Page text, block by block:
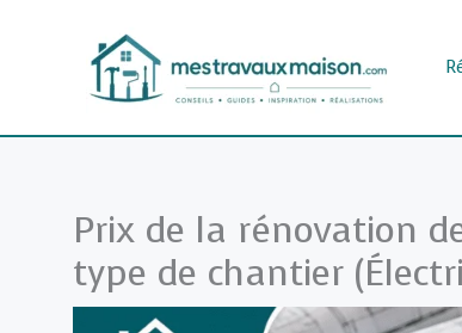
Prix de la rénovation
type de chantier